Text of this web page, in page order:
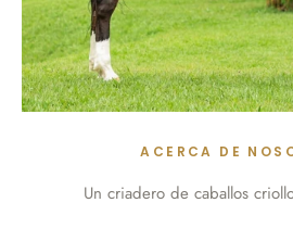
ACERCA DE
Un criadero de caballos